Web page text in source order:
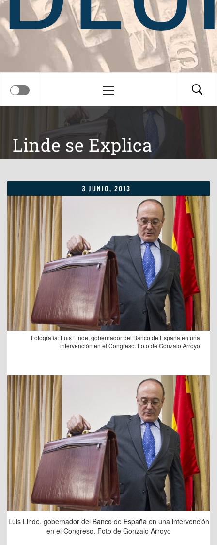
principal
Linde se Explica
3 JUNIO, 2013
Fotografía: Luis Linde, gobernador del Banco de España en una
intervención en el Congreso. Foto de Gonzalo Arroyo
Luis Linde, gobernador del Banco de España en una intervención
en el Congreso. Foto de Gonzalo Arroyo